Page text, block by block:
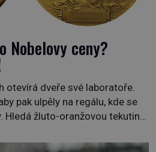
Nobelovy ceny?
otevírá dveře své laboratoře.
pak ulpěly na regálu, kde se
žluto-oranžovou tekutinu,
aqua regia se skrývá